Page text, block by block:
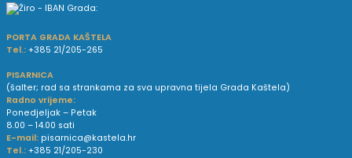
PORTA GRADA KAŠTELA
Tel.: +385 21/205-265
PISARNICA
(šalter; rad sa strankama za sva upravna tijela Grada Kaštela)
Radno vrijeme:
Ponedjeljak – Petak
8.00 – 14.00 sati
E-mail: pisarnica@kastela.hr
Tel.: +385 21/205-230